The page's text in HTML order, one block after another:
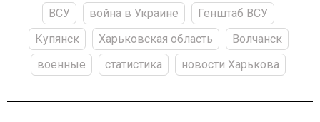
ВСУ война в Украине
Генштаб ВСУ
Купянск
Харьковская область
Волчанск
военные
статистика новости Харькова